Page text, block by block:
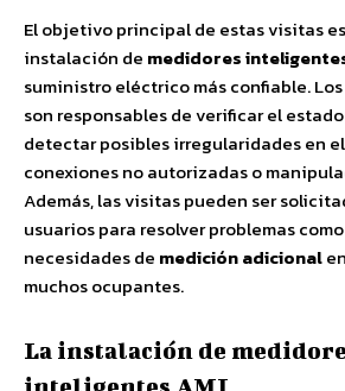
El objetivo principal de estas visitas
instalación de medidores
suministro eléctrico más confiable.
son responsables de verificar el
detectar posibles irregularidades en
conexiones no autorizadas o
Además, las visitas pueden ser
usuarios para resolver problemas como
necesidades de medición adicional
muchos ocupantes.
La instalación de
inteligentes AMI